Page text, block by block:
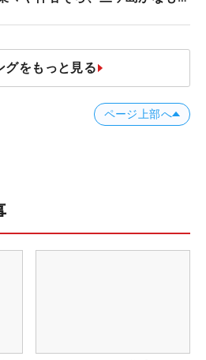
グをもっと見る
ページ上部へ